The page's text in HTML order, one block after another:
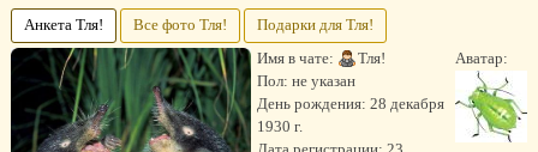
Анкета Тля! Все фото Тля!
Подарки для Тля!
Аватар:
Имя в чате:
Тля!
Пол: не указан
День рождения: 28 декабря
1930 г.